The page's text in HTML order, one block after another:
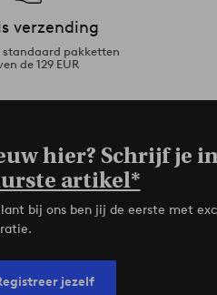
verzending
standaard pakketten
de 129 EUR
hier? Schrijf je
artikel*
bij ons ben jij de eerste met
jezelf